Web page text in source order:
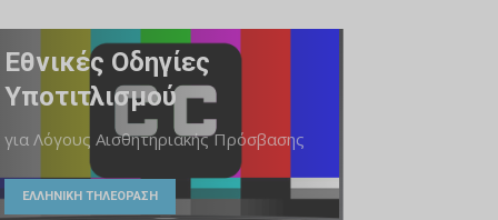
Εθνικές Οδηγίες
Υποτιτλισμού
για Λόγους Αισθητηριακής Πρόσβασης
ΕΛΛΗΝΙΚΗ ΤΗΛΕΟΡΑΣΗ